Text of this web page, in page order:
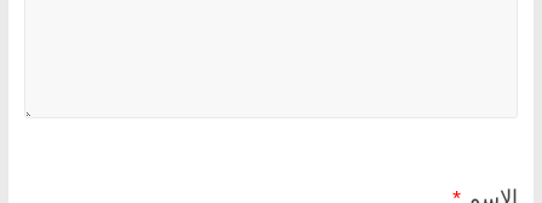
الاسم *